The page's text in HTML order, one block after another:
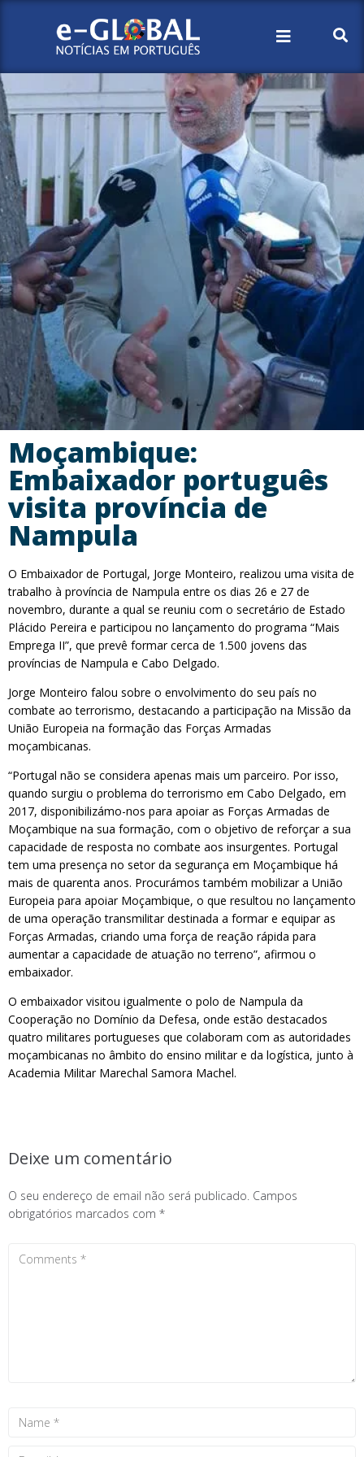
Moçambique:
Embaixador português
visita província de
Nampula
O Embaixador de Portugal, Jorge Monteiro, realizou uma visita de
trabalho à província de Nampula entre os dias 26 e 27 de
novembro, durante a qual se reuniu com o secretário de Estado
Plácido Pereira e participou no lançamento do programa “Mais
Emprega II”, que prevê formar cerca de 1.500 jovens das
províncias de Nampula e Cabo Delgado.
Jorge Monteiro falou sobre o envolvimento do seu país no
combate ao terrorismo, destacando a participação na Missão da
União Europeia na formação das Forças Armadas
moçambicanas.
“Portugal não se considera apenas mais um parceiro. Por isso,
quando surgiu o problema do terrorismo em Cabo Delgado, em
2017, disponibilizámo-nos para apoiar as Forças Armadas de
Moçambique na sua formação, com o objetivo de reforçar a sua
capacidade de resposta no combate aos insurgentes. Portugal
tem uma presença no setor da segurança em Moçambique há
mais de quarenta anos. Procurámos também mobilizar a União
Europeia para apoiar Moçambique, o que resultou no lançamento
de uma operação transmilitar destinada a formar e equipar as
Forças Armadas, criando uma força de reação rápida para
aumentar a capacidade de atuação no terreno”, afirmou o
embaixador.
O embaixador visitou igualmente o polo de Nampula da
Cooperação no Domínio da Defesa, onde estão destacados
quatro militares portugueses que colaboram com as autoridades
moçambicanas no âmbito do ensino militar e da logística, junto à
Academia Militar Marechal Samora Machel.
Deixe um comentário
O seu endereço de email não será publicado. Campos
obrigatórios marcados com *